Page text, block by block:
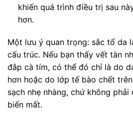
khiến quá trình điều trị sau
hơn.
Một lưu ý quan trọng: sắc tố da
cấu trúc. Nếu bạn thấy vết tàn
đắp cà tím, có thể đó chỉ là do
hơn hoặc do lớp tế bào chết
sạch nhẹ nhàng, chứ không
biến mất.